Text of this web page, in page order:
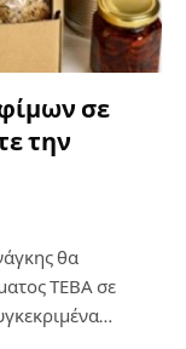
σε
την
θα
ΤΕΒΑ σε